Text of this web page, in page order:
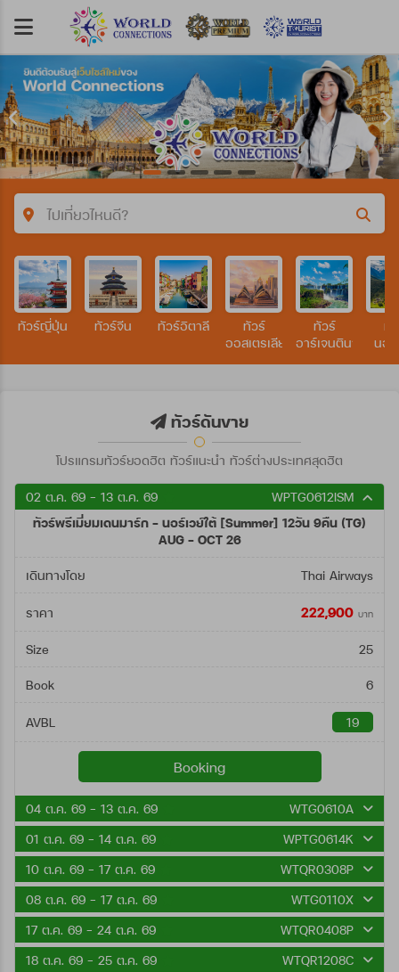
ไปเที่ยวไหนดี?
คำค้นหา/รหัสทัวร์
ประเทศ
ถึงวันที่
ค้นหา
ทัวร์ญี่ปุ่น ทัวร์จีน ทัวร์อิตาลี
ทัวร์
ออสเตรเลีย
ทัวร์
อาร์เจนตินา
ทั
นอร์
ทัวร์ดันขาย
โปรแกรมทัวร์ยอดฮิต ทัวร์แนะนำ ทัวร์ต่างประเทศสุดฮิต
02 ต.ค. 69 - 13 ต.ค. 69
WPTG0612ISM
ทัวร์พรีเมี่ยมเดนมาร์ก - นอร์เวย์ใต้ [Summer] 12วัน 9คืน (TG)
AUG - OCT 26
เดินทางโดย Thai Airways
ราคา 222,900 บาท
Size 25
Book 6
AVBL 19
Booking
04 ต.ค. 69 - 13 ต.ค. 69
WTG0610A
01 ต.ค. 69 - 14 ต.ค. 69
WPTG0614K
10 ต.ค. 69 - 17 ต.ค. 69
WTQR0308P
08 ต.ค. 69 - 17 ต.ค. 69
WTG0110X
17 ต.ค. 69 - 24 ต.ค. 69
WTQR0408P
18 ต.ค. 69 - 25 ต.ค. 69
WTQR1208C